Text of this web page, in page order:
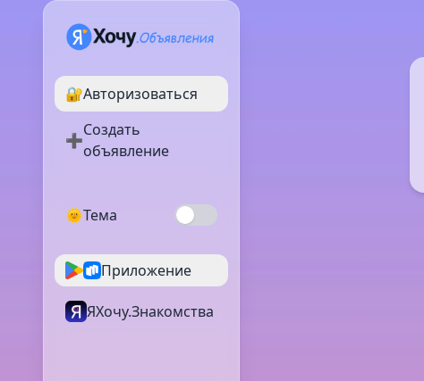
🔐Авторизоваться
➕
Создать
объявление
🌞Тема
Приложение
ЯХочу.Знакомства